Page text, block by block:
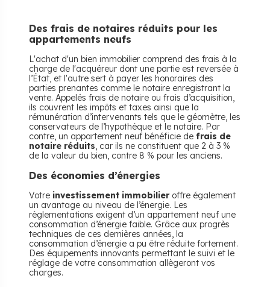
Des frais de notaires réduits pour les
appartements neufs
L'achat d'un bien immobilier comprend des frais à la
charge de l'acquéreur dont une partie est reversée à
l’État, et l'autre sert à payer les honoraires des
parties prenantes comme le notaire enregistrant la
vente. Appelés frais de notaire ou frais d’acquisition,
ils couvrent les impôts et taxes ainsi que la
rémunération d’intervenants tels que le géomètre, les
conservateurs de l’hypothèque et le notaire. Par
contre, un appartement neuf bénéficie de frais de
notaire réduits, car ils ne constituent que 2 à 3 %
de la valeur du bien, contre 8 % pour les anciens.
Des économies d’énergies
Votre investissement immobilieroffre également
un avantage au niveau de l’énergie. Les
règlementations exigent d’un appartement neuf une
consommation d’énergie faible. Grâce aux progrès
techniques de ces dernières années, la
consommation d’énergie a pu être réduite fortement.
Des équipements innovants permettant le suivi et le
réglage de votre consommation allègeront vos
charges.